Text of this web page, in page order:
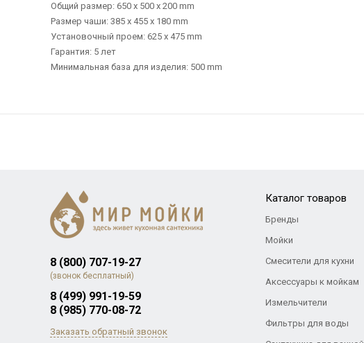
Общий размер: 650 х 500 х 200 mm
Размер чаши: 385 х 455 х 180 mm
Установочный проем: 625 х 475 mm
Гарантия: 5 лет
Минимальная база для изделия: 500 mm
8 (800) 707-19-27
(звонок бесплатный)
8 (499) 991-19-59
8 (985) 770-08-72
Заказать обратный звонок
Каталог товаров
Бренды
Мойки
Смесители для кухни
Аксессуары к мойкам
Измельчители
Фильтры для воды